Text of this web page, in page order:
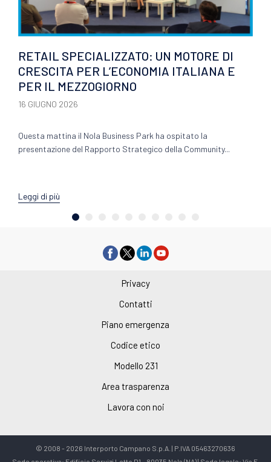
RETAIL SPECIALIZZATO: UN MOTORE DI
CRESCITA PER L’ECONOMIA ITALIANA E
PER IL MEZZOGIORNO
16 GIUGNO 2026
Questa mattina il Nola Business Park ha ospitato la
presentazione del Rapporto Strategico della Community...
Leggi di più
Privacy
Contatti
Piano emergenza
Codice etico
Modello 231
Area trasparenza
Lavora con noi
© 2008 - 2026 Interporto Campano S.p.A. | P.IVA 05463270636